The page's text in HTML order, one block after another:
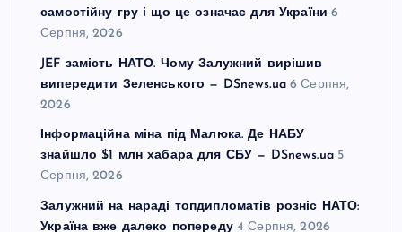
самостійну гру і що це означає для України 6
Серпня, 2026
JEF замість НАТО. Чому Залужний вирішив
випередити Зеленського — DSnews.ua 6 Серпня,
2026
Інформаційна міна під Малюка. Де НАБУ
знайшло $1 млн хабара для СБУ — DSnews.ua 5
Серпня, 2026
Залужний на нараді топдипломатів розніс НАТО:
Україна вже далеко попереду 4 Серпня, 2026